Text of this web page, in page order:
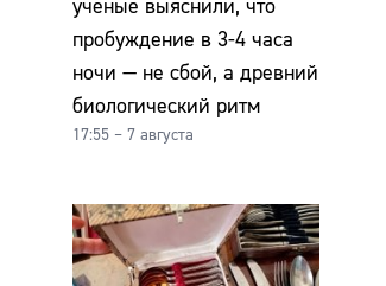
ученые выяснили, что
пробуждение в 3-4 часа
ночи — не сбой, а древний
биологический ритм
17:55 – 7 августа